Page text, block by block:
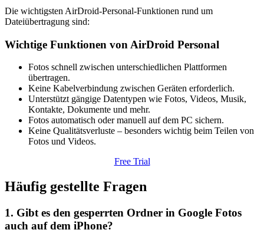
Die wichtigsten AirDroid-Personal-Funktionen rund um
Dateiübertragung sind:
Wichtige Funktionen von AirDroid Personal
Fotos schnell zwischen unterschiedlichen Plattformen
übertragen.
Keine Kabelverbindung zwischen Geräten erforderlich.
Unterstützt gängige Datentypen wie Fotos, Videos, Musik,
Kontakte, Dokumente und mehr.
Fotos automatisch oder manuell auf dem PC sichern.
Keine Qualitätsverluste – besonders wichtig beim Teilen von
Fotos und Videos.
Free Trial
Häufig gestellte Fragen
1. Gibt es den gesperrten Ordner in Google Fotos
auch auf dem iPhone?